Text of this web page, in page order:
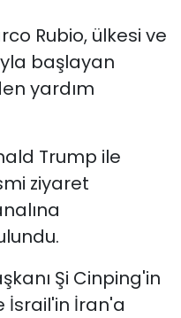
Rubio, ülkesi ve
başlayan
yardım
Trump ile
ziyaret
Şi Cinping'in
İsrail'in İran'a